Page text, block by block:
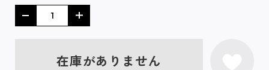
在庫がありません